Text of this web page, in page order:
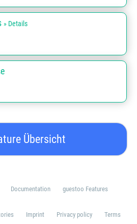
» Details
Übersicht
Documentation guestoo Features
Imprint Privacy policy Terms